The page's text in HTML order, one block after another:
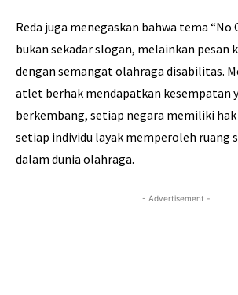
Reda juga menegaskan bahwa tema “No
bukan sekadar slogan, melainkan pesan
dengan semangat olahraga disabilitas.
atlet berhak mendapatkan kesempatan
berkembang, setiap negara memiliki
setiap individu layak memperoleh ruang
dalam dunia olahraga.
- Advertisement -